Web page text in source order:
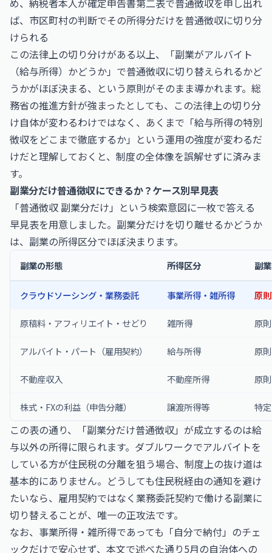
め、納税者本人が確定申告書第二表で普通徴収を申し出れ
ば、市区町村の判断でその所得分だけを普通徴収に切り分
けられる
この法律上の切り分けがある以上、「副業がアルバイト
（給与所得）かどうか」で普通徴収に切り替えられるかど
うかがほぼ決まる、という原則がそのまま導かれます。総
務省の推進方針が強まったとしても、この法律上の切り分
け自体が変わるわけではなく、あくまで「給与所得の特別
徴収をどこまで徹底するか」という運用の強度が変わるだ
けだと理解しておくと、制度の全体像を誤解せずに済みま
す。
副業分だけ普通徴収にできるか？ケース別早見表
「普通徴収 副業分だけ」という検索意図に一枚で答える
早見表を用意しました。副業分だけを切り離せるかどうか
は、副業の所得区分でほぼ決まります。
副業の形態 所得区分 副
クラウドソーシング・業務委託 事業所得・雑所得 原
原稿料・アフィリエイト・せどり 雑所得 原
アルバイト・パート（雇用契約） 給与所得 原
不動産収入 不動産所得 原
株式・FXの利益（申告分離） 譲渡所得等 特
この表の通り、「副業分だけ普通徴収」が成立するのは給
与以外の所得に限られます。ダブルワークでアルバイトを
している方が住民税の分離を狙う場合、制度上の抜け道は
基本的にありません。どうしても住民税経由の通知を避け
たいなら、雇用契約ではなく業務委託契約で働ける副業に
切り替えることが、唯一の正攻法です。
なお、事業所得・雑所得であっても「自分で納付」のチェ
ックだけで安心せず、本文で述べた通り5月の自治体への